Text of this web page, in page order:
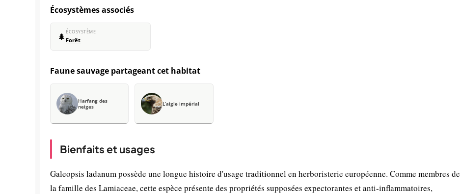
Écosystèmes associés
🌲 ÉCOSYSTÈME
Forêt
Faune sauvage partageant cet habitat
Harfang des
neiges
L’aigle impérial
Bienfaits et usages
Galeopsis ladanum possède une longue histoire d'usage traditionnel en herboristerie européenne. Comme membres de
la famille des Lamiaceae, cette espèce présente des propriétés supposées expectorantes et anti-inflammatoires,